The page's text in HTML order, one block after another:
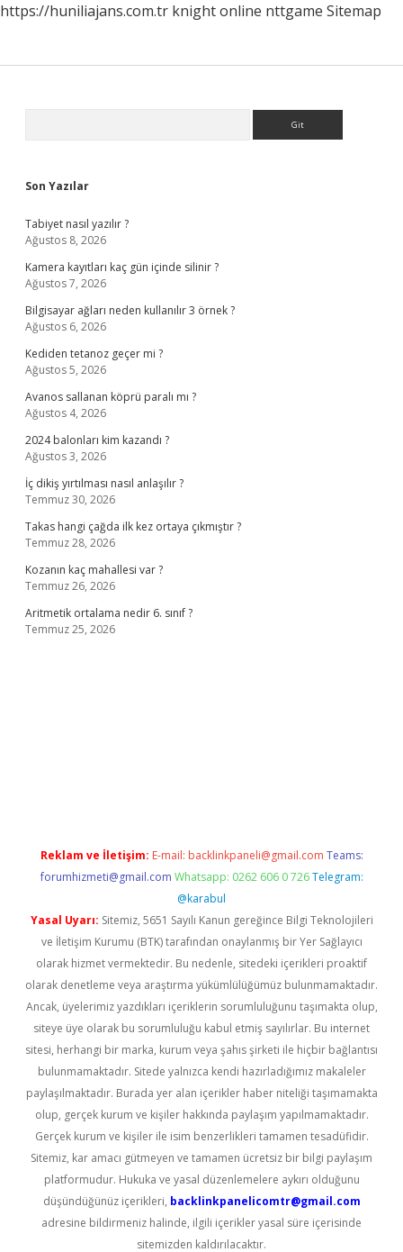
https://huniliajans.com.tr knight online nttgame Sitemap
Son Yazılar
Tabiyet nasıl yazılır ?
Ağustos 8, 2026
Kamera kayıtları kaç gün içinde silinir ?
Ağustos 7, 2026
Bilgisayar ağları neden kullanılır 3 örnek ?
Ağustos 6, 2026
Kediden tetanoz geçer mi ?
Ağustos 5, 2026
Avanos sallanan köprü paralı mı ?
Ağustos 4, 2026
2024 balonları kim kazandı ?
Ağustos 3, 2026
İç dikiş yırtılması nasıl anlaşılır ?
Temmuz 30, 2026
Takas hangi çağda ilk kez ortaya çıkmıştır ?
Temmuz 28, 2026
Kozanın kaç mahallesi var ?
Temmuz 26, 2026
Aritmetik ortalama nedir 6. sınıf ?
Temmuz 25, 2026
Reklam ve İletişim: E-mail: backlinkpaneli@gmail.com Teams:
forumhizmeti@gmail.com Whatsapp: 0262 606 0 726 Telegram:
@karabul
Yasal Uyarı: Sitemiz, 5651 Sayılı Kanun gereğince Bilgi Teknolojileri
ve İletişim Kurumu (BTK) tarafından onaylanmış bir Yer Sağlayıcı
olarak hizmet vermektedir. Bu nedenle, sitedeki içerikleri proaktif
olarak denetleme veya araştırma yükümlülüğümüz bulunmamaktadır.
Ancak, üyelerimiz yazdıkları içeriklerin sorumluluğunu taşımakta olup,
siteye üye olarak bu sorumluluğu kabul etmiş sayılırlar. Bu internet
sitesi, herhangi bir marka, kurum veya şahıs şirketi ile hiçbir bağlantısı
bulunmamaktadır. Sitede yalnızca kendi hazırladığımız makaleler
paylaşılmaktadır. Burada yer alan içerikler haber niteliği taşımamakta
olup, gerçek kurum ve kişiler hakkında paylaşım yapılmamaktadır.
Gerçek kurum ve kişiler ile isim benzerlikleri tamamen tesadüfidir.
Sitemiz, kar amacı gütmeyen ve tamamen ücretsiz bir bilgi paylaşım
platformudur. Hukuka ve yasal düzenlemelere aykırı olduğunu
düşündüğünüz içerikleri, backlinkpanelicomtr@gmail.com
adresine bildirmeniz halinde, ilgili içerikler yasal süre içerisinde
sitemizden kaldırılacaktır.